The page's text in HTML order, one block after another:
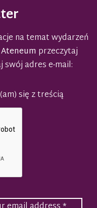
na temat wydarzeń
przeczytaj
swój adres e-mail:
się z treścią